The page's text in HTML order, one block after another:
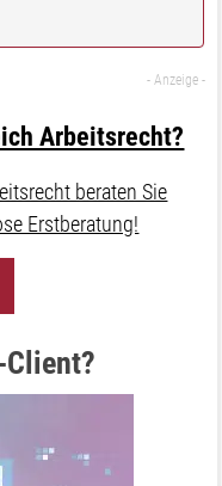
Arbeitsrecht?
beraten Sie
Erstberatung!
Client?